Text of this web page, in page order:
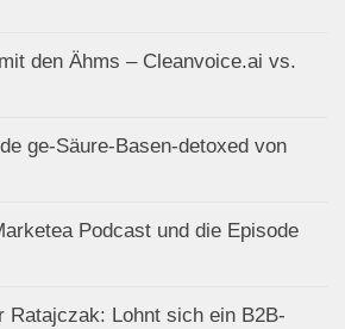
den Ähms – Cleanvoice.ai vs.
ge-Säure-Basen-detoxed von
Podcast und die Episode
Ratajczak: Lohnt sich ein B2B-